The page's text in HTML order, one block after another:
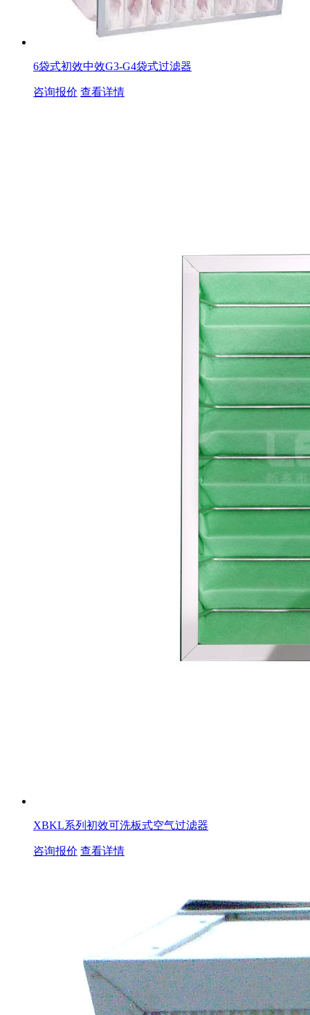
6袋式初效中效G3-G4袋式过滤器
咨询报价 查看详情
XBKL系列初效可洗板式空气过滤器
咨询报价 查看详情